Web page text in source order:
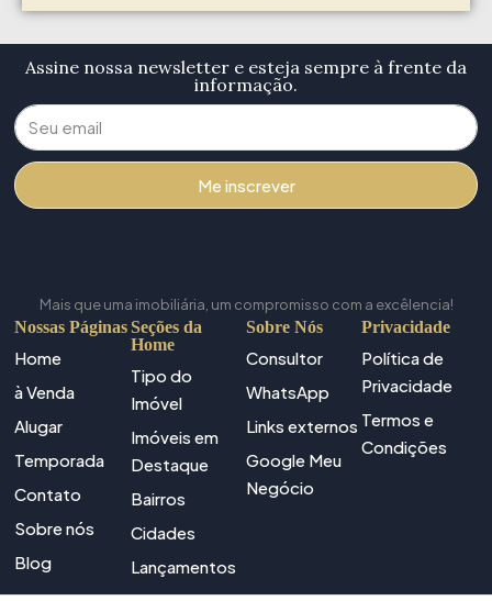
Assine nossa newsletter e esteja sempre à frente da
informação.
Me inscrever
Mais que uma imobiliária, um compromisso com a excêlencia!
Nossas Páginas
Home
à Venda
Alugar
Temporada
Contato
Sobre nós
Blog
Seções da
Home
Tipo do
Imóvel
Imóveis em
Destaque
Bairros
Cidades
Lançamentos
Sobre Nós
Consultor
WhatsApp
Links externos
Google Meu
Negócio
Privacidade
Política de
Privacidade
Termos e
Condições